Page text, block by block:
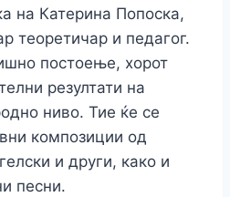
на Катерина Попоска,
теоретичар и педагог.
постоење, хорот
резултати на
ниво. Тие ќе се
композиции од
и други, како и
песни.